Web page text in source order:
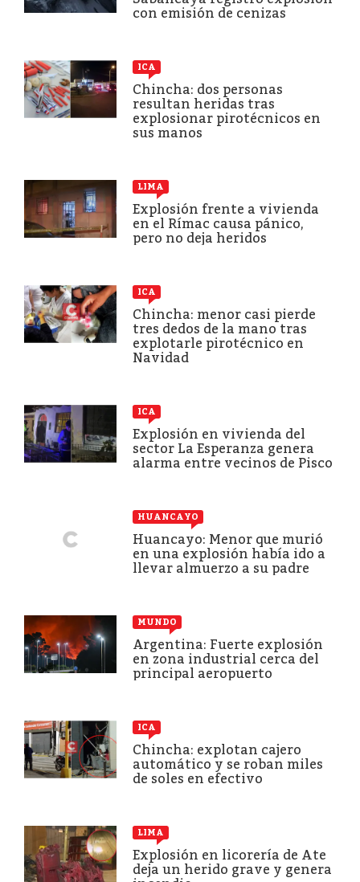
con emisión de cenizas
ICA
Chincha: dos personas
resultan heridas tras
explosionar pirotécnicos en
sus manos
LIMA
Explosión frente a vivienda
en el Rímac causa pánico,
pero no deja heridos
ICA
Chincha: menor casi pierde
tres dedos de la mano tras
explotarle pirotécnico en
Navidad
ICA
Explosión en vivienda del
sector La Esperanza genera
alarma entre vecinos de Pisco
HUANCAYO
Huancayo: Menor que murió
en una explosión había ido a
llevar almuerzo a su padre
MUNDO
Argentina: Fuerte explosión
en zona industrial cerca del
principal aeropuerto
ICA
Chincha: explotan cajero
automático y se roban miles
de soles en efectivo
LIMA
Explosión en licorería de Ate
deja un herido grave y genera